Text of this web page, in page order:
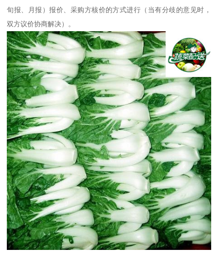
旬报、月报）报价、采购方核价的方式进行（当有分歧的意见时，
双方议价协商解决）。